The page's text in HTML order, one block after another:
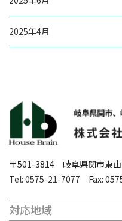
2025年4月
〒501-3814 岐阜県関市東山
Tel: 0575-21-7077 Fax:
対応地域